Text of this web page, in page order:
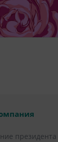
президента